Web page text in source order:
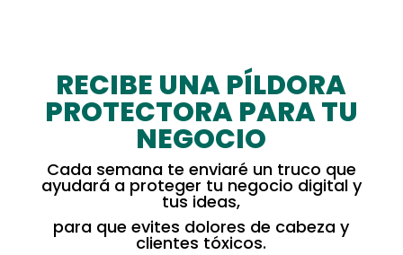
RECIBE UNA PÍLDORA
PROTECTORA PARA TU
NEGOCIO
Cada semana te enviaré un truco que
ayudará a proteger tu negocio digital y
tus ideas,
para que evites dolores de cabeza y
clientes tóxicos.